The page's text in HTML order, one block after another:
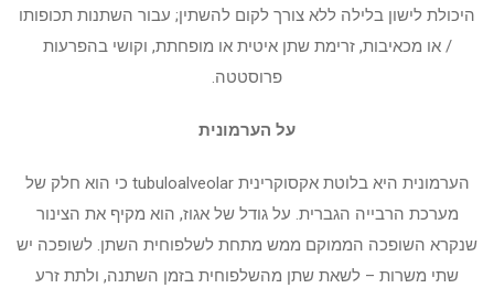
היכולת לישון בלילה ללא צורך לקום להשתין; עבור השתנות תכופותו
/ או מכאיבות, זרימת שתן איטית או מופחתת, וקושי בהפרעות
פרוסטטה.
על הערמונית
הערמונית היא בלוטת אקסוקרינית tubuloalveolar כי הוא חלק של
מערכת הרבייה הגברית. על גודל של אגוז, הוא מקיף את הצינור
שנקרא השופכה הממוקם ממש מתחת לשלפוחית ​​השתן. לשופכה יש
שתי משרות – לשאת שתן מהשלפוחית ​​בזמן השתנה, ולתת זרע